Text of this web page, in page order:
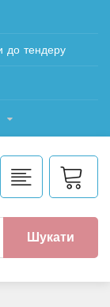
до тендеру
Шукати